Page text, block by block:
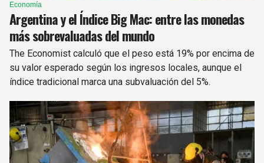
Economía
Argentina y el Índice Big Mac: entre las monedas
más sobrevaluadas del mundo
The Economist calculó que el peso está 19% por encima de
su valor esperado según los ingresos locales, aunque el
índice tradicional marca una subvaluación del 5%.